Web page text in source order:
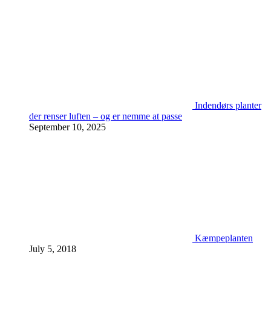
Indendørs planter
der renser luften – og er nemme at passe
September 10, 2025
Kæmpeplanten
July 5, 2018